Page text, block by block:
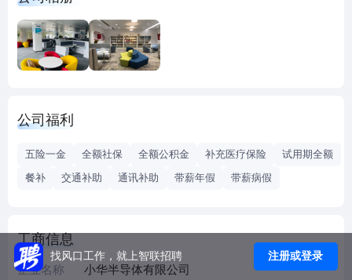
80%以上，重点高校硕博研究生学历人员占比近40%。公司拥
有MCU领域多项产品专利，核心技术团队平均企业年资大于7
年，团队整体在芯片设计行业的经验积累超过20年。小华半
资源及健全的人才培养与技术传承体系。小华半导体目前为
上为本科入职两年以上、研究生入职一年以上可申办上海
HUKOU。具体内容请至张江科学城官方渠道进行了解）及申
公司福利
五险一金 全额社保 全额公积金 补充医疗保险
试用期全额
餐补
交通补助 通讯补助 带薪年假 带薪病假
工商信息
企业名称 小华半导体有限公司
找风口工作，就上智联招聘 注册或登录